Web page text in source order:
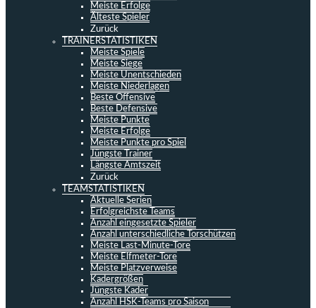
Meiste Erfolge
Älteste Spieler
Zurück
TRAINERSTATISTIKEN
Meiste Spiele
Meiste Siege
Meiste Unentschieden
Meiste Niederlagen
Beste Offensive
Beste Defensive
Meiste Punkte
Meiste Erfolge
Meiste Punkte pro Spiel
Jüngste Trainer
Längste Amtszeit
Zurück
TEAMSTATISTIKEN
Aktuelle Serien
Erfolgreichste Teams
Anzahl eingesetzte Spieler
Anzahl unterschiedliche Torschützen
Meiste Last-Minute-Tore
Meiste Elfmeter-Tore
Meiste Platzverweise
Kadergrößen
Jüngste Kader
Anzahl HSK-Teams pro Saison